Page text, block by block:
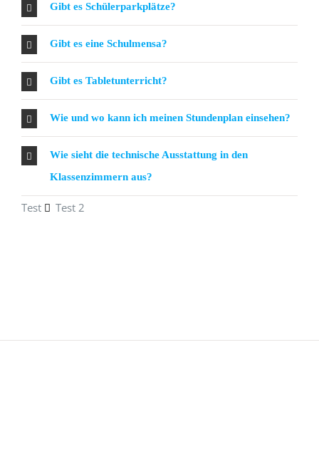
Gibt es Schülerparkplätze?
Gibt es eine Schulmensa?
Gibt es Tabletunterricht?
Wie und wo kann ich meinen Stundenplan einsehen?
Wie sieht die technische Ausstattung in den
Klassenzimmern aus?
Test Test 2